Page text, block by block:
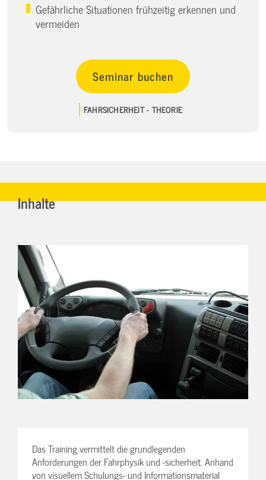
Gefährliche Situationen frühzeitig erkennen und
vermeiden
Seminar buchen
FAHRSICHERHEIT - THEORIE
Inhalte
Das Training vermittelt die grundlegenden
Anforderungen der Fahrphysik und -sicherheit. Anhand
von visuellem Schulungs- und Informationsmaterial